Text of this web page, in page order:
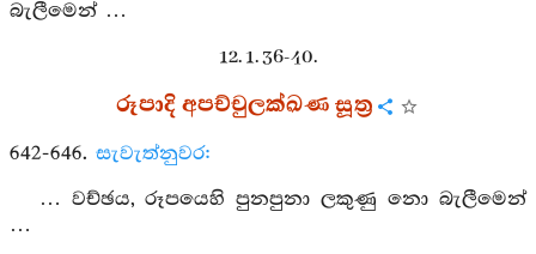
බැලීමෙන් …
12. 1. 36-40.
රූපාදි අපච්චුලක්ඛණ සූත්‍ර
642-646. සැවැත්නුවර:
… වච්ඡය, රූපයෙහි පුනපුනා ලකුණු නො බැලීමෙන්
…